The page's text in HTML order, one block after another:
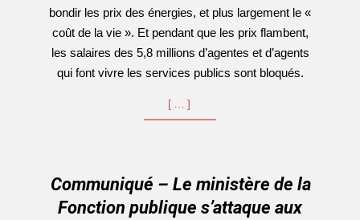
bondir les prix des énergies, et plus largement le «
coût de la vie ». Et pendant que les prix flambent,
les salaires des 5,8 millions d’agentes et d’agents
qui font vivre les services publics sont bloqués.
[…]
Communiqué – Le ministère de la
Fonction publique s’attaque aux